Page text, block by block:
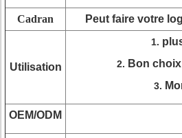
Cadran Peut faire votre
Utilisation
1.
2. Bon
3.
OEM/ODM